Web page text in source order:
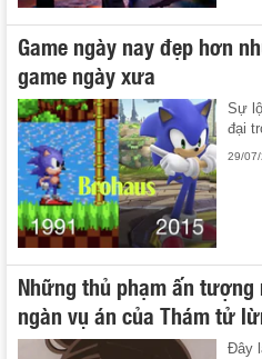
Game ngày nay đẹp hơn
game ngày xưa
Sự
đại
29/
Những thủ phạm ấn
ngàn vụ án của Thám tử
Đây